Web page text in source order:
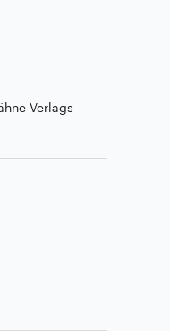
Verlags